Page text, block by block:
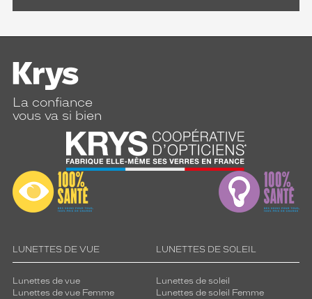
La confiance
vous va si bien
LUNETTES DE VUE
Lunettes de vue
Lunettes de vue Femme
LUNETTES DE SOLEIL
Lunettes de soleil
Lunettes de soleil Femme